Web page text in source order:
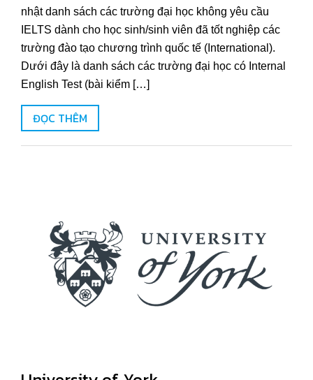
nhật danh sách các trường đại học không yêu cầu
IELTS dành cho học sinh/sinh viên đã tốt nghiệp các
trường đào tạo chương trình quốc tế (International).
Dưới đây là danh sách các trường đại học có Internal
English Test (bài kiểm […]
ĐỌC THÊM